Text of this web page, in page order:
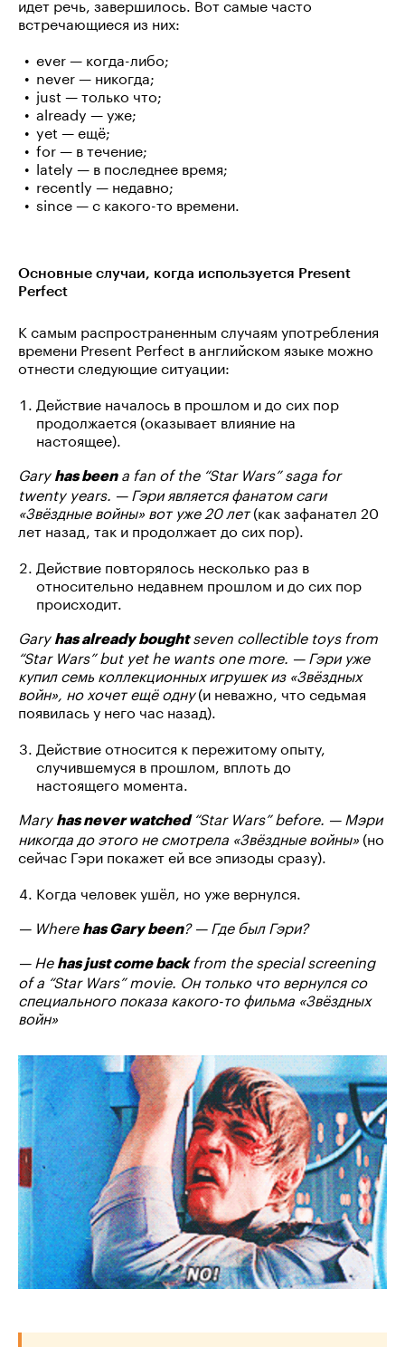
встречающиеся из них:
ever — когда-либо;
never — никогда;
just — только что;
already — уже;
yet — ещё;
for — в течение;
lately — в последнее время;
recently — недавно;
since — с какого-то времени.
Основные случаи, когда используется Present
Perfect
К самым распространенным случаям употребления
времени Present Perfect в английском языке можно
отнести следующие ситуации:
Действие началось в прошлом и до сих пор
продолжается (оказывает влияние на
настоящее).
Gary has beena fan of the “Star Wars” saga for
twenty years. — Гэри является фанатом саги
«Звёздные войны» вот уже 20 лет(как зафанател 20
лет назад, так и продолжает до сих пор).
Действие повторялось несколько раз в
относительно недавнем прошлом и до сих пор
происходит.
Gary has already boughtseven collectible toys from
“Star Wars” but yet he wants one more. — Гэри уже
купил семь коллекционных игрушек из «Звёздных
войн», но хочет ещё одну(и неважно, что седьмая
появилась у него час назад).
Действие относится к пережитому опыту,
случившемуся в прошлом, вплоть до
настоящего момента.
Mary has never watched“Star Wars” before. — Мэри
никогда до этого не смотрела «Звёздные войны» (но
сейчас Гэри покажет ей все эпизоды сразу).
Когда человек ушёл, но уже вернулся.
— Where has Gary been? — Где был Гэри?
— He has just come backfrom the special screening
of a “Star Wars” movie. Он только что вернулся со
специального показа какого-то фильма «Звёздных
войн»